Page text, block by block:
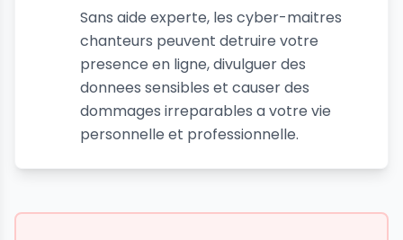
Sans aide experte, les cyber-maitres
chanteurs peuvent detruire votre
presence en ligne, divulguer des
donnees sensibles et causer des
dommages irreparables a votre vie
personnelle et professionnelle.